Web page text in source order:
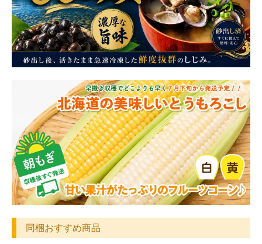
同梱おすすめ商品